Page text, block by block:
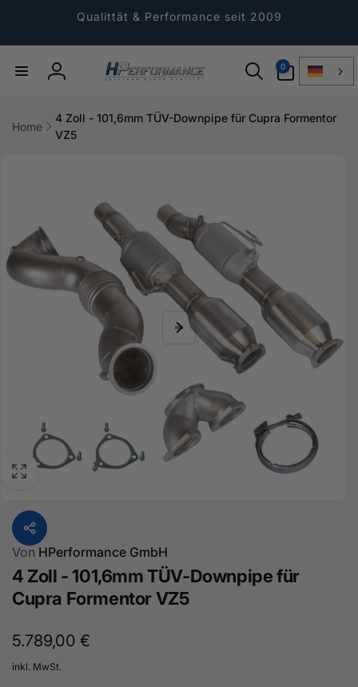
Qualittät & Performance seit 2009
Einloggen
0
Artikel
Home
4 Zoll - 101,6mm TÜV-Downpipe für Cupra Formentor
VZ5
Von HPerformance GmbH
4 Zoll - 101,6mm TÜV-Downpipe für
Cupra Formentor VZ5
Normaler
Preis
5.789,00 €
inkl. MwSt.